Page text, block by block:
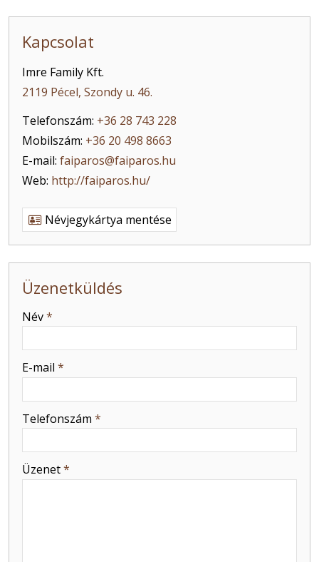
Kapcsolat
Imre Family Kft.
2119 Pécel, Szondy u. 46.
Telefonszám: +36 28 743 228
Mobilszám: +36 20 498 8663
E-mail: faiparos@faiparos.hu
Web: http://faiparos.hu/
Névjegykártya mentése
Üzenetküldés
-
Név*
E-mail *
Telefonszám *
Üzenet*